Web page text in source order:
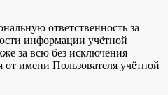
ответственность за
информации учётной
за всю без исключения
от имени Пользователя учётной